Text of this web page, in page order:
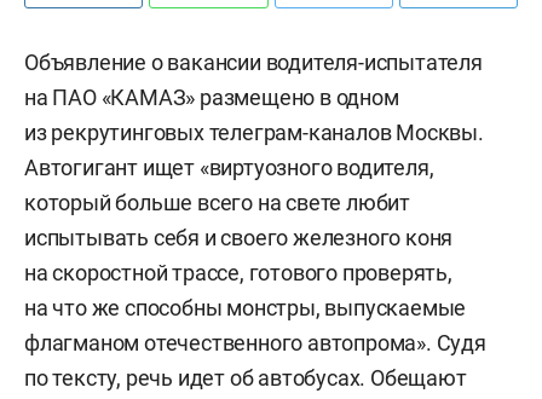
Объявление о вакансии водителя-испытателя
на ПАО «КАМАЗ» размещено в одном
из рекрутинговых телеграм-каналов Москвы.
Автогигант ищет «виртуозного водителя,
который больше всего на свете любит
испытывать себя и своего железного коня
на скоростной трассе, готового проверять,
на что же способны монстры, выпускаемые
флагманом отечественного автопрома». Судя
по тексту, речь идет об автобусах. Обещают